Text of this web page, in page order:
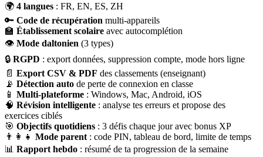
🌍 4 langues : FR, EN, ES, ZH
🔑 Code de récupération multi-appareils
🏫 Établissement scolaire avec autocomplétion
👁 Mode daltonien (3 types)
🔒 RGPD : export données, suppression compte, mode hors ligne
📄 Export CSV & PDF des classements (enseignant)
📡 Détection auto de perte de connexion en classe
📱 Multi-plateforme : Windows, Mac, Android, iOS
🧠 Révision intelligente : analyse tes erreurs et propose des
exercices ciblés
🎯 Objectifs quotidiens : 3 défis chaque jour avec bonus XP
👨‍👩‍👧 Mode parent : code PIN, tableau de bord, limite de temps
📊 Rapport hebdo : résumé de ta progression de la semaine